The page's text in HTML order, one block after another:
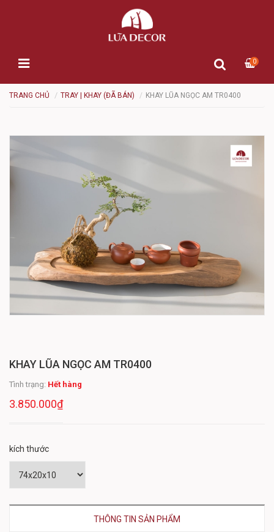
0
TRANG CHỦ TRAY | KHAY (ĐÃ BÁN) KHAY LŨA NGỌC AM TR0400
KHAY LŨA NGỌC AM TR0400
Tình trạng: Hết hàng
3.850.000₫
kích thước
THÔNG TIN SẢN PHẨM